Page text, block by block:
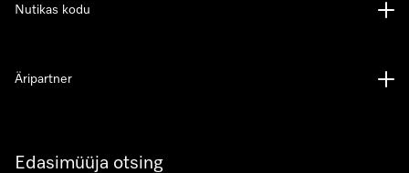
Edasimüüja otsing
Nutikas kodu
Äripartner